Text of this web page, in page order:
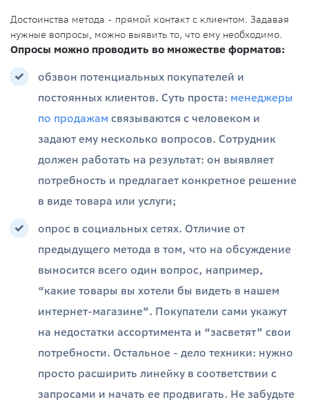
Достоинства метода - прямой контакт с клиентом. Задавая
нужные вопросы, можно выявить то, что ему необходимо.
Опросы можно проводить во множестве форматов:
обзвон потенциальных покупателей и
постоянных клиентов. Суть проста: менеджеры
по продажам связываются с человеком и
задают ему несколько вопросов. Сотрудник
должен работать на результат: он выявляет
потребность и предлагает конкретное решение
в виде товара или услуги;
опрос в социальных сетях. Отличие от
предыдущего метода в том, что на обсуждение
выносится всего один вопрос, например,
“какие товары вы хотели бы видеть в нашем
интернет-магазине”. Покупатели сами укажут
на недостатки ассортимента и “засветят” свои
потребности. Остальное - дело техники: нужно
просто расширить линейку в соответствии с
запросами и начать ее продвигать. Не забудьте